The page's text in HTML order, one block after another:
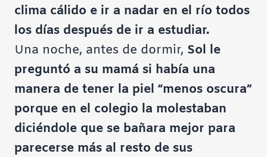
clima cálido e ir a nadar en el río todos
los días después de ir a estudiar.
Una noche, antes de dormir, Sol le
preguntó a su mamá si había una
manera de tener la piel “menos oscura”
porque en el colegio la molestaban
diciéndole que se bañara mejor para
parecerse más al resto de sus